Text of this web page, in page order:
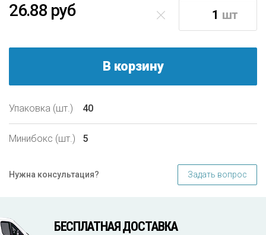
Задать вопрос
Нужна консультация?
шт
26.88 руб
В корзину
Упаковка (шт.) 40
Минибокс (шт.) 5
БЕСПЛАТНАЯ ДОСТАВКА